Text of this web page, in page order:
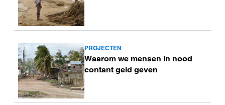
PROJECTEN
Waarom we mensen in nood
contant geld geven
Lees
meer